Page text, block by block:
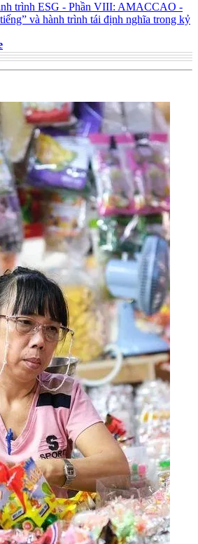
trình ESG - Phần VIII: AMACCAO -
và hành trình tái định nghĩa trong kỷ